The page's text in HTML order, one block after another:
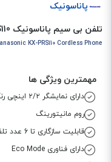
پاناسونیک
تلفن بی سیم پاناسونیک KX-PRS110
Panasonic KX-PRS110 Cordless Phone
مهمترین ویژگی ها
دارای نمایشگر ۲/۲ اینچی رنگی
روم مانیتورینگ
قابلیت سازگاری تا 6 عدد تلفن بیسیم
دارای فناوری Eco Mode